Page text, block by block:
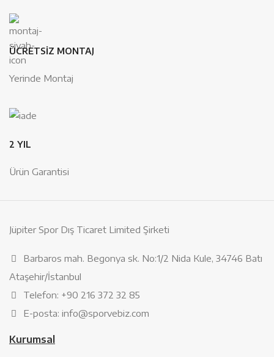
ÜCRETSİZ MONTAJ
Yerinde Montaj
2 YIL
Ürün Garantisi
Jüpiter Spor Dış Ticaret Limited Şirketi
Barbaros mah. Begonya sk. No:1/2 Nida Kule, 34746 Batı
Ataşehir/İstanbul
Telefon: +90 216 372 32 85
E-posta: info@sporvebiz.com
Kurumsal